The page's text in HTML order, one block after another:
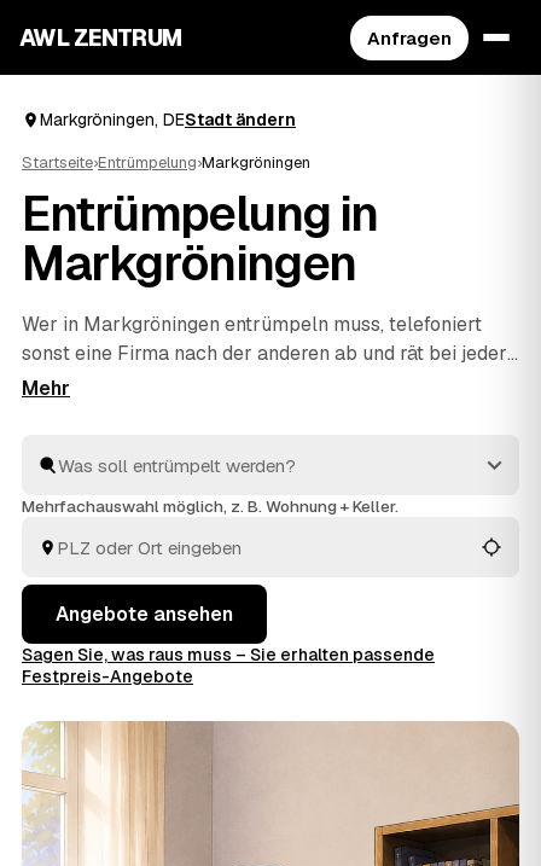
AWL ZENTRUM Anfragen
Markgröningen, DEStadt ändern
Startseite›Entrümpelung›Markgröningen
Entrümpelung in
Markgröningen
Wer in Markgröningen entrümpeln muss, telefoniert
sonst eine Firma nach der anderen ab und rät bei jeder
die Kosten neu. Mit AWL beschreiben Sie Ihr Vorhaben
mehrerer geprüfter Anbieter aus Deutschland. Sie
legen die Angebote nebeneinander und sehen sofort,
entschieden haben.
Mehrfachauswahl möglich, z. B. Wohnung + Keller.
Angebote ansehen
Sagen Sie, was raus muss – Sie erhalten passende
Festpreis-Angebote